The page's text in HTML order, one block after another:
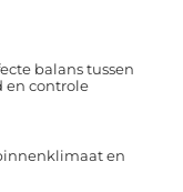
balans tussen
controle
en